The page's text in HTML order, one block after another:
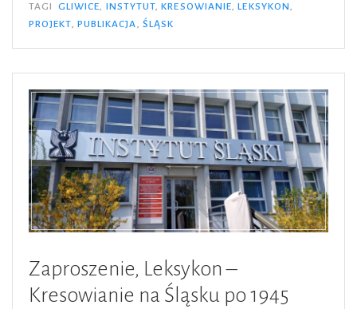
na
Śląsku
po
1945
roku”
TAGI
GLIWICE, INSTYTUT,KRESOWIANIE,LEKSYKON,
PROJEKT, PUBLIKACJA, ŚLĄSK
Zaproszenie, Leksykon –
Kresowianie na Śląsku po 1945